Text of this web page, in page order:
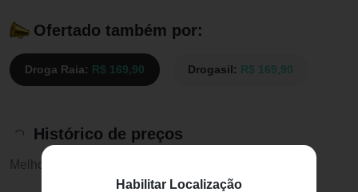
Habilitar Localização
Ofertado também por:
Droga Raia: R$ 169,90 Drogasil: R$ 169,90
Histórico de preços
Melhor preço: